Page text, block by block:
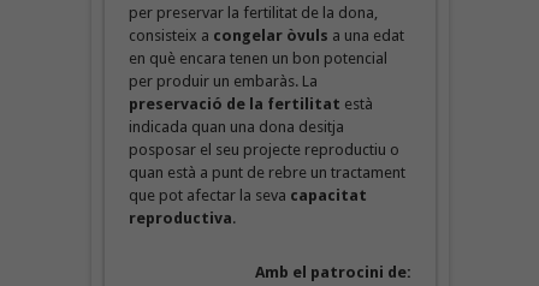
per preservar la fertilitat de la dona,
consisteix a congelar òvuls a una edat
en què encara tenen un bon potencial
per produir un embaràs. La
preservació de la fertilitat està
indicada quan una dona desitja
posposar el seu projecte reproductiu o
quan està a punt de rebre un tractament
que pot afectar la seva capacitat
reproductiva.
Amb el patrocini de: